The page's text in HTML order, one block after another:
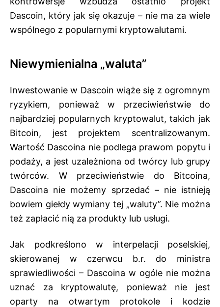
Dascoin, który jak się okazuje – nie ma za wiele
wspólnego z popularnymi kryptowalutami.
Niewymienialna „waluta”
Inwestowanie w Dascoin wiąże się z ogromnym
ryzykiem, ponieważ w przeciwieństwie do
najbardziej popularnych kryptowalut, takich jak
Bitcoin, jest projektem scentralizowanym.
Wartość Dascoina nie podlega prawom popytu i
podaży, a jest uzależniona od twórcy lub grupy
twórców. W przeciwieństwie do Bitcoina,
Dascoina nie możemy sprzedać – nie istnieją
bowiem giełdy wymiany tej „waluty”. Nie można
też zapłacić nią za produkty lub usługi.
Jak podkreślono w interpelacji poselskiej,
skierowanej w czerwcu b.r. do ministra
sprawiedliwości – Dascoina w ogóle nie można
uznać za kryptowalutę, ponieważ nie jest
oparty na otwartym protokole i kodzie